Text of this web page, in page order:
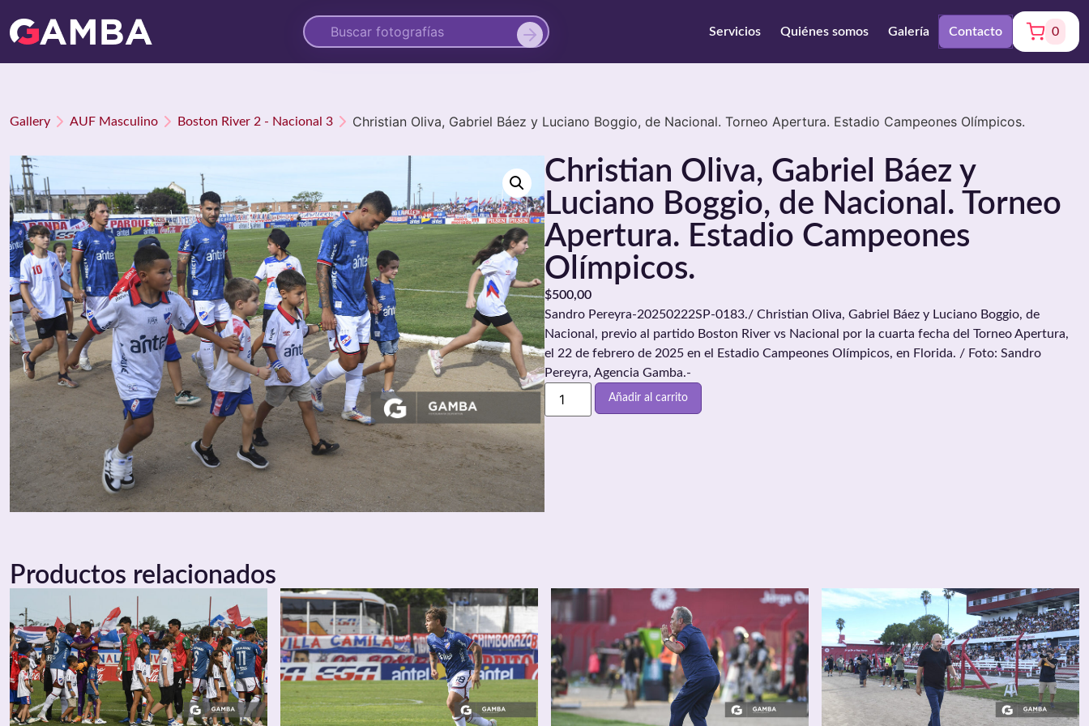
Servicios Quiénes somos Galería Contacto 0
Gallery AUF Masculino Boston River 2 - Nacional 3 Christian Oliva, Gabriel Báez y Luciano Boggio, de Nacional. Torneo Apertura. Estadio Campeones Olímpicos.
Christian Oliva, Gabriel Báez y
Luciano Boggio, de Nacional. Torneo
Apertura. Estadio Campeones
Olímpicos.
$500,00
Sandro Pereyra-20250222SP-0183./ Christian Oliva, Gabriel Báez y Luciano Boggio, de
Nacional, previo al partido Boston River vs Nacional por la cuarta fecha del Torneo Apertura,
el 22 de febrero de 2025 en el Estadio Campeones Olímpicos, en Florida. / Foto: Sandro
Pereyra, Agencia Gamba.-
Añadir al carrito
Productos relacionados